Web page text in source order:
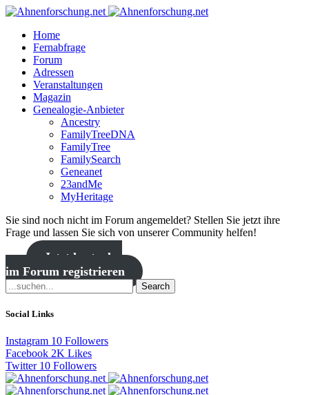
Home
Fernabfrage
Forum
Adressen
Veranstaltungen
Magazin
Genealogie-Anbieter
Ancestry
FamilyTreeDNA
FamilyTree
FamilySearch
Geneanet
23andMe
MyHeritage
Sie sind noch nicht im Forum angemeldet? Stellen Sie jetzt ihre
Frage und lassen Sie sich von unserer Community helfen!
Jetzt kostenlos
im Forum registrieren
Search
Social Links
Instagram 10 Followers
Facebook 2K Likes
Twitter 10 Followers